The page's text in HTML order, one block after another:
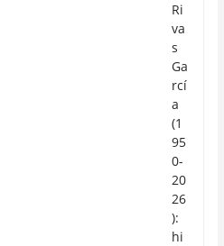
Ri
va
s
Ga
rcí
a
(1
95
0-
20
26
):
hi